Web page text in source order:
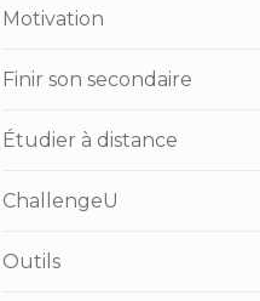
Motivation
Finir son secondaire
Étudier à distance
ChallengeU
Outils